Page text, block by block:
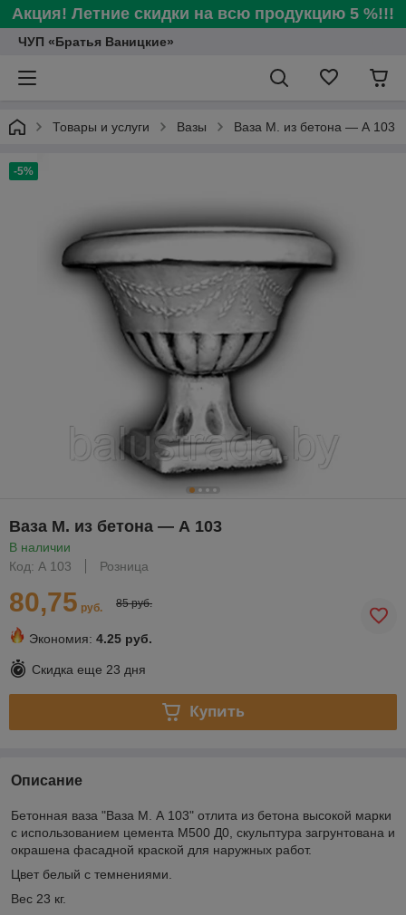
Акция! Летние скидки на всю продукцию 5 %!!!
ЧУП «Братья Ваницкие»
Товары и услуги Вазы Ваза М. из бетона — А 103
-5%
Ваза М. из бетона — А 103
В наличии
Код: А 103
Розница
80,75 руб. 85 руб.
Экономия: 4.25 руб.
Скидка еще 23 дня
Купить
Описание
Бетонная ваза "Ваза М. А 103" отлита из бетона высокой марки
с использованием цемента М500 Д0, скульптура загрунтована и
окрашена фасадной краской для наружных работ.
Цвет белый с темнениями.
Вес 23 кг.